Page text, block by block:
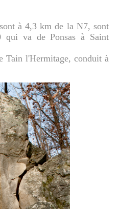
à 4,3 km de la N7, sont
qui va de Ponsas à Saint
Tain l'Hermitage, conduit à